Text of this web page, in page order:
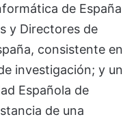
de España
y Directores de
consistente en
investigación; y un
Española de
de una